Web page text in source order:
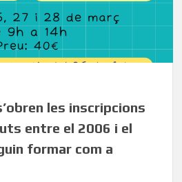
les inscripcions
entre el 2006 i el
formar com a